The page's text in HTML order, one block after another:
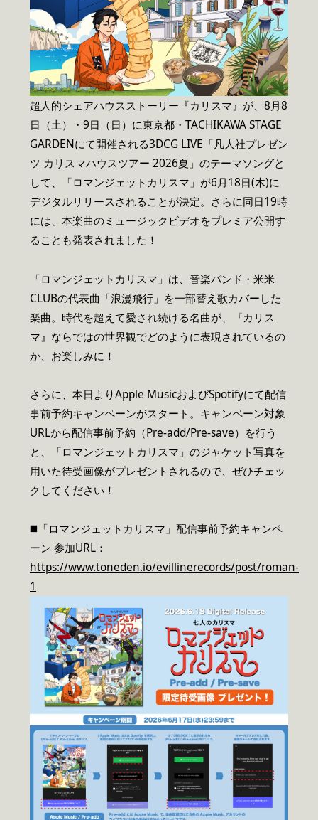
超人的シェアハウスストーリー『カリスマ』が、8月8
日（土）・9日（日）に東京都・TACHIKAWA STAGE
GARDENにて開催される3DCG LIVE「凡人社プレゼン
ツ カリスマハウスツアー 2026夏」のテーマソングと
して、「ロマンジェットカリスマ」が6月18日(木)に
デジタルリリースされることが決定。さらに同日19時
には、本楽曲のミュージックビデオをプレミア公開す
ることも発表されました！
「ロマンジェットカリスマ」は、音楽バンド・米米
CLUBの代表曲「浪漫飛行」を一部替え歌カバーした
楽曲。時代を超えて愛され続ける名曲が、『カリス
マ』ならではの世界観でどのように表現されているの
か、お楽しみに！
さらに、本日よりApple MusicおよびSpotifyにて配信
事前予約キャンペーンがスタート。キャンペーン対象
URLから配信事前予約（Pre-add/Pre-save）を行う
と、「ロマンジェットカリスマ」のジャケット写真を
用いた待受画像がプレゼントされるので、ぜひチェッ
クしてください！
◼️「ロマンジェットカリスマ」配信事前予約キャンペ
ーン 参加URL：
https://www.toneden.io/evillinerecords/post/roman-
1